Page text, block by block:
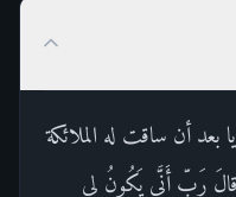
بعد أن ساقت له الملائكة
قالَ رَبِّ أَنَّى يَكُونُ لِي